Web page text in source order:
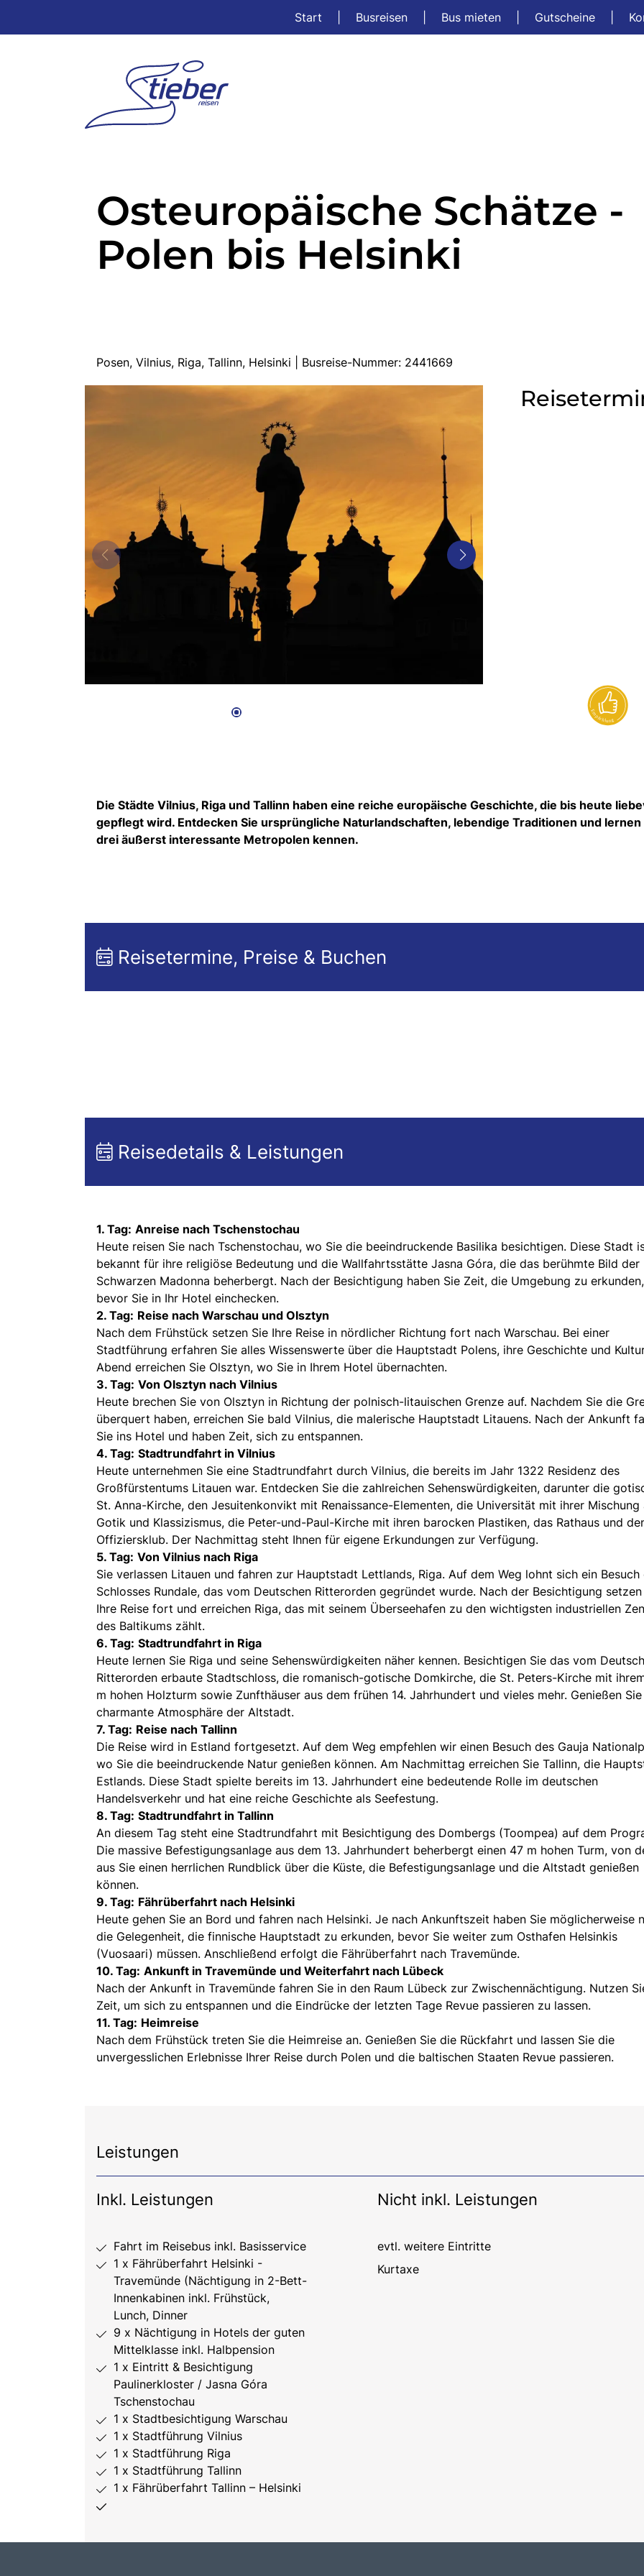
Start Busreisen Bus mieten Gutscheine
Osteuropäische Schätze -
Polen bis Helsinki
Posen, Vilnius, Riga, Tallinn, Helsinki | Busreise-Nummer: 2441669
Die Städte Vilnius, Riga und Tallinn haben eine reiche europäische Geschichte, die bis heute
gepflegt wird. Entdecken Sie ursprüngliche Naturlandschaften, lebendige Traditionen und lernen
drei äußerst interessante Metropolen kennen.
Reisetermine, Preise & Buchen
Reisedetails & Leistungen
1. Tag: Anreise nach Tschenstochau
Heute reisen Sie nach Tschenstochau, wo Sie die beeindruckende Basilika besichtigen. Diese Stadt
bekannt für ihre religiöse Bedeutung und die Wallfahrtsstätte Jasna Góra, die das berühmte Bild der
Schwarzen Madonna beherbergt. Nach der Besichtigung haben Sie Zeit, die Umgebung zu erkunden,
bevor Sie in Ihr Hotel einchecken.
2. Tag: Reise nach Warschau und Olsztyn
Nach dem Frühstück setzen Sie Ihre Reise in nördlicher Richtung fort nach Warschau. Bei einer
Stadtführung erfahren Sie alles Wissenswerte über die Hauptstadt Polens, ihre Geschichte und
Abend erreichen Sie Olsztyn, wo Sie in Ihrem Hotel übernachten.
3. Tag: Von Olsztyn nach Vilnius
Heute brechen Sie von Olsztyn in Richtung der polnisch-litauischen Grenze auf. Nachdem Sie die
überquert haben, erreichen Sie bald Vilnius, die malerische Hauptstadt Litauens. Nach der Ankunft
Sie ins Hotel und haben Zeit, sich zu entspannen.
4. Tag: Stadtrundfahrt in Vilnius
Heute unternehmen Sie eine Stadtrundfahrt durch Vilnius, die bereits im Jahr 1322 Residenz des
Großfürstentums Litauen war. Entdecken Sie die zahlreichen Sehenswürdigkeiten, darunter die
St. Anna-Kirche, den Jesuitenkonvikt mit Renaissance-Elementen, die Universität mit ihrer Mischung
Gotik und Klassizismus, die Peter-und-Paul-Kirche mit ihren barocken Plastiken, das Rathaus und
Offiziersklub. Der Nachmittag steht Ihnen für eigene Erkundungen zur Verfügung.
5. Tag: Von Vilnius nach Riga
Sie verlassen Litauen und fahren zur Hauptstadt Lettlands, Riga. Auf dem Weg lohnt sich ein Besuch
Schlosses Rundale, das vom Deutschen Ritterorden gegründet wurde. Nach der Besichtigung setzen
Ihre Reise fort und erreichen Riga, das mit seinem Überseehafen zu den wichtigsten industriellen
des Baltikums zählt.
6. Tag: Stadtrundfahrt in Riga
Heute lernen Sie Riga und seine Sehenswürdigkeiten näher kennen. Besichtigen Sie das vom
Ritterorden erbaute Stadtschloss, die romanisch-gotische Domkirche, die St. Peters-Kirche mit
m hohen Holzturm sowie Zunfthäuser aus dem frühen 14. Jahrhundert und vieles mehr. Genießen
charmante Atmosphäre der Altstadt.
7. Tag: Reise nach Tallinn
Die Reise wird in Estland fortgesetzt. Auf dem Weg empfehlen wir einen Besuch des Gauja
wo Sie die beeindruckende Natur genießen können. Am Nachmittag erreichen Sie Tallinn, die
Estlands. Diese Stadt spielte bereits im 13. Jahrhundert eine bedeutende Rolle im deutschen
Handelsverkehr und hat eine reiche Geschichte als Seefestung.
8. Tag: Stadtrundfahrt in Tallinn
An diesem Tag steht eine Stadtrundfahrt mit Besichtigung des Dombergs (Toompea) auf dem
Die massive Befestigungsanlage aus dem 13. Jahrhundert beherbergt einen 47 m hohen Turm, von
aus Sie einen herrlichen Rundblick über die Küste, die Befestigungsanlage und die Altstadt genießen
können.
9. Tag: Fährüberfahrt nach Helsinki
Heute gehen Sie an Bord und fahren nach Helsinki. Je nach Ankunftszeit haben Sie möglicherweise
die Gelegenheit, die finnische Hauptstadt zu erkunden, bevor Sie weiter zum Osthafen Helsinkis
(Vuosaari) müssen. Anschließend erfolgt die Fährüberfahrt nach Travemünde.
10. Tag: Ankunft in Travemünde und Weiterfahrt nach Lübeck
Nach der Ankunft in Travemünde fahren Sie in den Raum Lübeck zur Zwischennächtigung. Nutzen
Zeit, um sich zu entspannen und die Eindrücke der letzten Tage Revue passieren zu lassen.
11. Tag: Heimreise
Nach dem Frühstück treten Sie die Heimreise an. Genießen Sie die Rückfahrt und lassen Sie die
unvergesslichen Erlebnisse Ihrer Reise durch Polen und die baltischen Staaten Revue passieren.
Leistungen
Inkl. Leistungen
Fahrt im Reisebus inkl. Basisservice
1 x Fährüberfahrt Helsinki -
Travemünde (Nächtigung in 2-Bett-
Innenkabinen inkl. Frühstück,
Lunch, Dinner
9 x Nächtigung in Hotels der guten
Mittelklasse inkl. Halbpension
1 x Eintritt & Besichtigung
Paulinerkloster / Jasna Góra
Tschenstochau
1 x Stadtbesichtigung Warschau
1 x Stadtführung Vilnius
1 x Stadtführung Riga
1 x Stadtführung Tallinn
1 x Fährüberfahrt Tallinn – Helsinki
Nicht inkl. Leistungen
evtl. weitere Eintritte
Kurtaxe